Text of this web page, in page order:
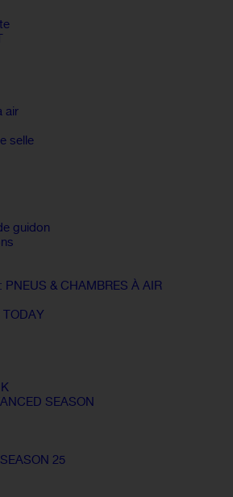
air
selle
guidon
PNEUS & CHAMBRES À AIR
TODAY
SEASON
25